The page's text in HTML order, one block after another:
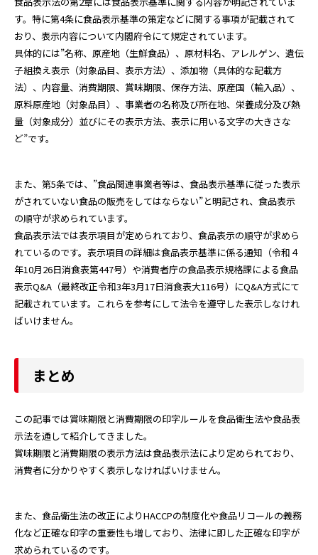
す。特に第4条に食品表示基準の策定などに関する事項が記載されて
おり、表示内容について内閣府令にて規定されています。
具体的には”名称、原産地（生鮮食品）、原材料名、アレルゲン、遺伝
子組換え表示（対象品目、表示方法）、添加物（具体的な記載方
法）、内容量、消費期限、賞味期限、保存方法、原産国（輸入品）、
原料原産地（対象品目）、事業者の名称及び所在地、栄養成分及び熱
量（対象成分）並びにその表示方法、表示に用いる文字の大きさな
ど”です。
また、第5条では、”食品関連事業者等は、食品表示基準に従った表示
がされていない食品の販売をしてはならない”と明記され、食品表示
の順守が求められています。
食品表示法では表示項目が定められており、食品表示の順守が求めら
れているのです。表示項目の詳細は食品表示基準に係る通知（令和４
年10月26日消食表第447号）や消費者庁の食品表示規格課による食品
表示Q&A（最終改正令和3年3月17日消食表大116号）にQ&A方式にて
記載されています。これらを参考にして法令を遵守した表示しなけれ
ばいけません。
まとめ
この記事では賞味期限と消費期限の印字ルールを食品衛生法や食品表
示法を通して紹介してきました。
賞味期限と消費期限の表示方法は食品表示法により定められており、
消費者に分かりやすく表示しなければいけません。
また、食品衛生法の改正によりHACCPの制度化や食品リコールの義務
化など正確な印字の重要性も増しており、法律に即した正確な印字が
求められているのです。